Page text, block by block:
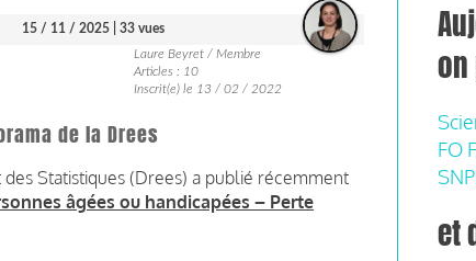
15 / 11 / 2025
| 33 vues
Laure Beyret / Membre
Articles : 10
Inscrit(e) le 13 / 02 / 2022
de la Drees
Statistiques (Drees) a publié récemment
âgées ou handicapées – Perte
on
FO
et